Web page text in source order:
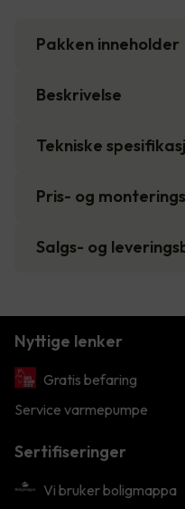
Pakken inneholder
Beskrivelse
Tekniske
Pris- og
Salgs- og
Nyttige lenker
Gratis befaring
Service varmepumpe
Sertifiseringer
Vi bruker boligmappa